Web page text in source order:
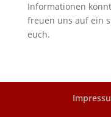
Informationen
freuen uns auf ein
euch.